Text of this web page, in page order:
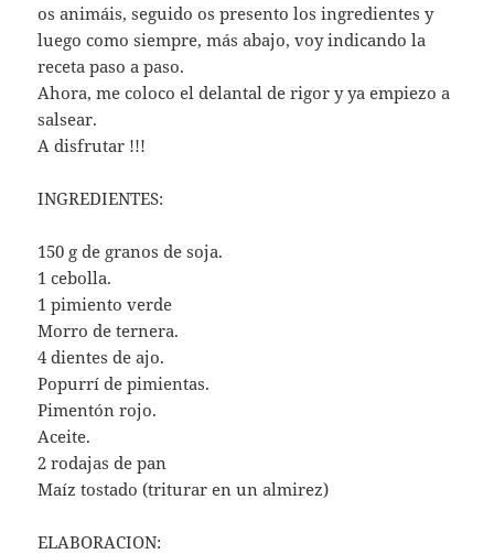
os animáis, seguido os presento los ingredientes y
luego como siempre, más abajo, voy indicando la
receta paso a paso.
Ahora, me coloco el delantal de rigor y ya empiezo a
salsear.
A disfrutar !!!
INGREDIENTES:
150 g de granos de soja.
1 cebolla.
1 pimiento verde
Morro de ternera.
4 dientes de ajo.
Popurrí de pimientas.
Pimentón rojo.
Aceite.
2 rodajas de pan
Maíz tostado (triturar en un almirez)
ELABORACION: